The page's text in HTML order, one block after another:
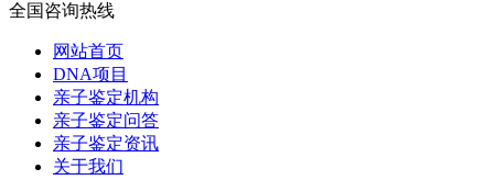
全国咨询热线
网站首页
DNA项目
亲子鉴定机构
亲子鉴定问答
亲子鉴定资讯
关于我们